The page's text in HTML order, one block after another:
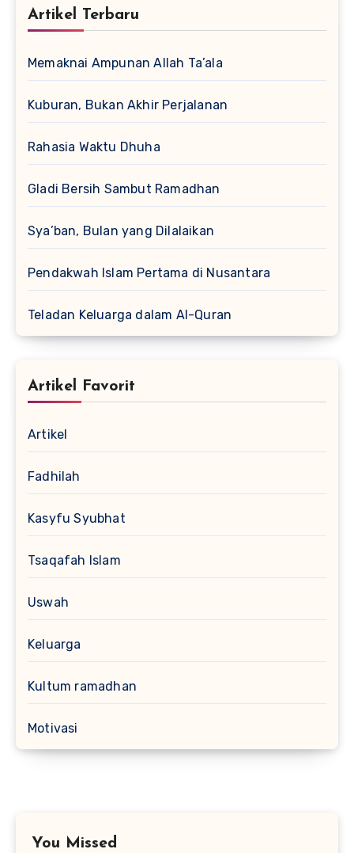
Artikel Terbaru
Memaknai Ampunan Allah Ta’ala
Kuburan, Bukan Akhir Perjalanan
Rahasia Waktu Dhuha
Gladi Bersih Sambut Ramadhan
Sya’ban, Bulan yang Dilalaikan
Pendakwah Islam Pertama di Nusantara
Teladan Keluarga dalam Al-Quran
Artikel Favorit
Artikel
Fadhilah
Kasyfu Syubhat
Tsaqafah Islam
Uswah
Keluarga
Kultum ramadhan
Motivasi
You Missed